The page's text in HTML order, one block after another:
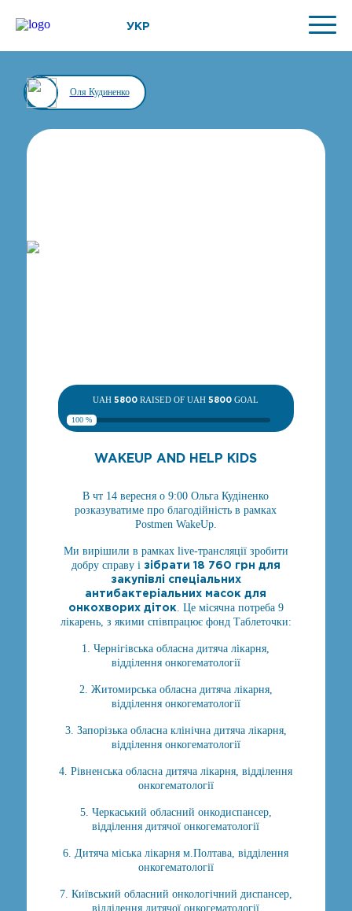
УКР
Оля Кудиненко
UAH5800 RAISED OF UAH5800 GOAL
100 %
WAKEUP AND HELP KIDS
В чт 14 вересня о 9:00 Ольга Кудіненко
розказуватиме про благодійність в рамках
Postmen WakeUp.
Ми вирішили в рамках live-трансляції зробити
добру справу і зібрати 18 760 грн для
закупівлі спеціальних
антибактеріальних масок для
онкохворих діток. Це місячна потреба 9
лікарень, з якими співпрацює фонд Таблеточки:
1. Чернігівська обласна дитяча лікарня,
відділення онкогематології
2. Житомирська обласна дитяча лікарня,
відділення онкогематології
3. Запорізька обласна клінічна дитяча лікарня,
відділення онкогематології
4. Рівненська обласна дитяча лікарня, відділення
онкогематології
5. Черкаський обласний онкодиспансер,
відділення дитячої онкогематології
6. Дитяча міська лікарня м.Полтава, відділення
онкогематології
7. Київський обласний онкологічний диспансер,
відділення дитячої онкогематології